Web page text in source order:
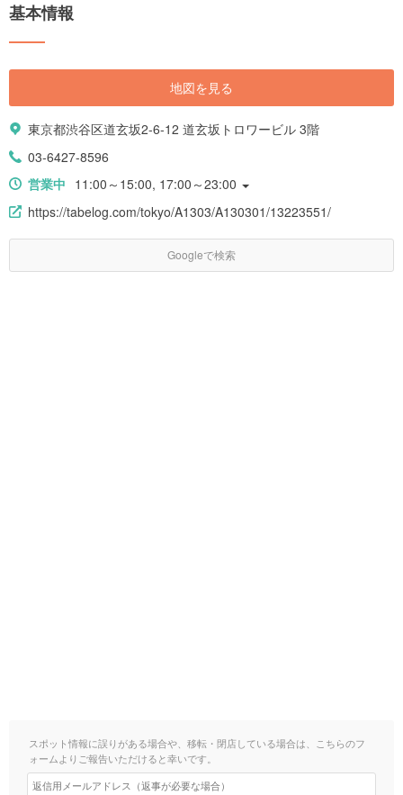
基本情報
地図を見る
東京都渋谷区道玄坂2-6-12 道玄坂トロワービル 3階
03-6427-8596
営業中 11:00～15:00, 17:00～23:00
https://tabelog.com/tokyo/A1303/A130301/13223551/
Googleで検索
スポット情報に誤りがある場合や、移転・閉店している場合は、こちらのフ
ォームよりご報告いただけると幸いです。